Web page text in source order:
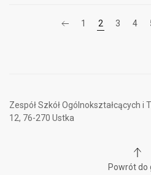
1 2 3 4
Zespół Szkół Ogólnokształcących
12, 76-270 Ustka
Powrót do